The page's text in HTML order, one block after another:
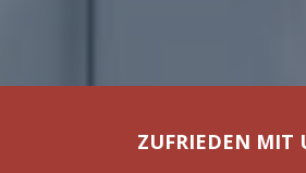
ZUFRIEDEN MIT